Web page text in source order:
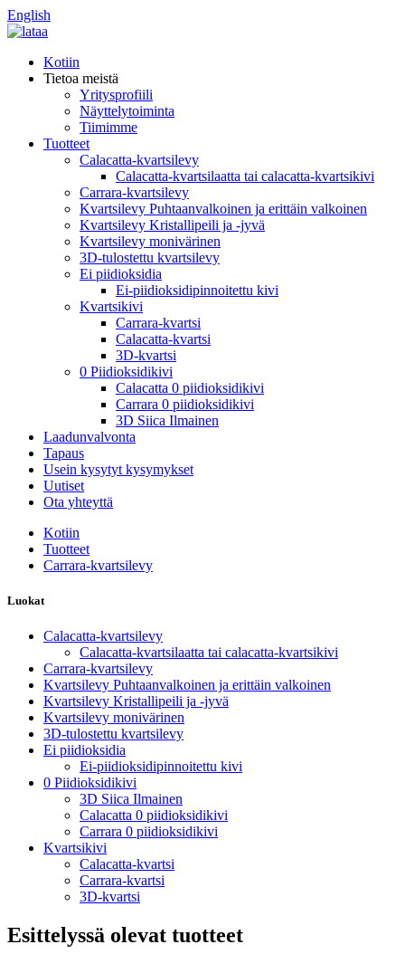
English
Kotiin
Tietoa meistä
Yritysprofiili
Näyttelytoiminta
Tiimimme
Tuotteet
Calacatta-kvartsilevy
Calacatta-kvartsilaatta tai calacatta-kvartsikivi
Carrara-kvartsilevy
Kvartsilevy Puhtaanvalkoinen ja erittäin valkoinen
Kvartsilevy Kristallipeili ja -jyvä
Kvartsilevy monivärinen
3D-tulostettu kvartsilevy
Ei piidioksidia
Ei-piidioksidipinnoitettu kivi
Kvartsikivi
Carrara-kvartsi
Calacatta-kvartsi
3D-kvartsi
0 Piidioksidikivi
Calacatta 0 piidioksidikivi
Carrara 0 piidioksidikivi
3D Siica Ilmainen
Laadunvalvonta
Tapaus
Usein kysytyt kysymykset
Uutiset
Ota yhteyttä
Kotiin
Tuotteet
Carrara-kvartsilevy
Luokat
Calacatta-kvartsilevy
Calacatta-kvartsilaatta tai calacatta-kvartsikivi
Carrara-kvartsilevy
Kvartsilevy Puhtaanvalkoinen ja erittäin valkoinen
Kvartsilevy Kristallipeili ja -jyvä
Kvartsilevy monivärinen
3D-tulostettu kvartsilevy
Ei piidioksidia
Ei-piidioksidipinnoitettu kivi
0 Piidioksidikivi
3D Siica Ilmainen
Calacatta 0 piidioksidikivi
Carrara 0 piidioksidikivi
Kvartsikivi
Calacatta-kvartsi
Carrara-kvartsi
3D-kvartsi
Esittelyssä olevat tuotteet